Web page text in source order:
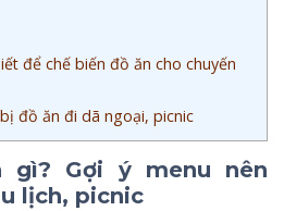
để chế biến đồ ăn cho chuyến
đồ ăn đi dã ngoại, picnic
Gợi ý menu nên
lịch, picnic